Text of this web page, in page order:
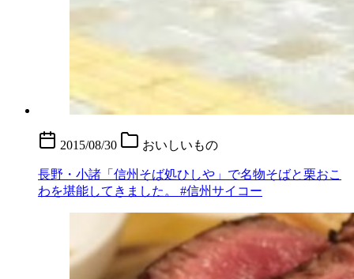
2015/08/30 おいしいもの
長野・小諸「信州そば処ひしや」で名物そばと栗おこ
わを堪能してきました。 #信州サイコー